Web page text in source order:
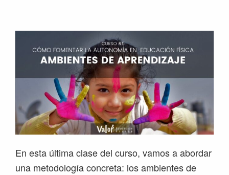
navegación
principal
principal
En esta última clase del curso, vamos a abordar
una metodología concreta: los ambientes de